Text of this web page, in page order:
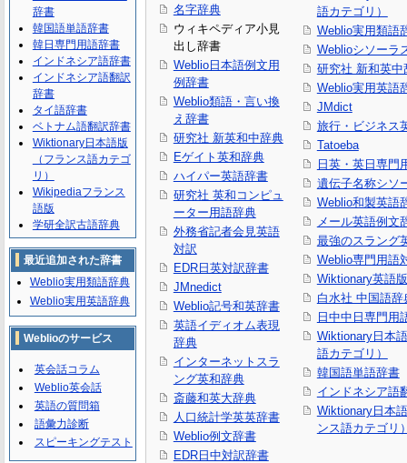
名字辞典
ウィキペディア小見
出し辞書
Weblio日本語例文用
例辞書
Weblio類語・言い換
え辞書
研究社 新英和中辞典
Eゲイト英和辞典
ハイパー英語辞書
研究社 英和コンピュ
ーター用語辞典
外務省記者会見英語
対訳
EDR日英対訳辞書
JMnedict
Weblio記号和英辞書
英語イディオム表現
辞典
インターネットスラ
ング英和辞典
斎藤和英大辞典
人口統計学英英辞書
Weblio例文辞書
EDR日中対訳辞書
語カテゴリ）
Weblio実用類語
Weblioシソーラ
研究社 新和英中
Weblio実用英語
JMdict
旅行・ビジネス
Tatoeba
日英・英日専門
遺伝子名称シソ
Weblio和製英語
メール英語例文
最強のスラング
Weblio専門用語
Wiktionary英語版
白水社 中国語辞
日中中日専門用
Wiktionary日本
語カテゴリ）
韓国語単語辞書
インドネシア語
Wiktionary日本
ンス語カテゴリ
辞書
韓国語単語辞書
韓日専門用語辞書
インドネシア語辞書
インドネシア語翻訳
辞書
タイ語辞書
ベトナム語翻訳辞書
Wiktionary日本語版
（フランス語カテゴ
リ）
Wikipediaフランス
語版
学研全訳古語辞典
最近追加された辞書
Weblio実用類語辞典
Weblio実用英語辞典
Weblioのサービス
英会話コラム
Weblio英会話
英語の質問箱
語彙力診断
スピーキングテスト